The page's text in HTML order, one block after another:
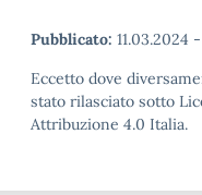
Pubblicato: 11.03.2024 -
Eccetto dove
stato rilasciato sotto
Attribuzione 4.0 Italia.